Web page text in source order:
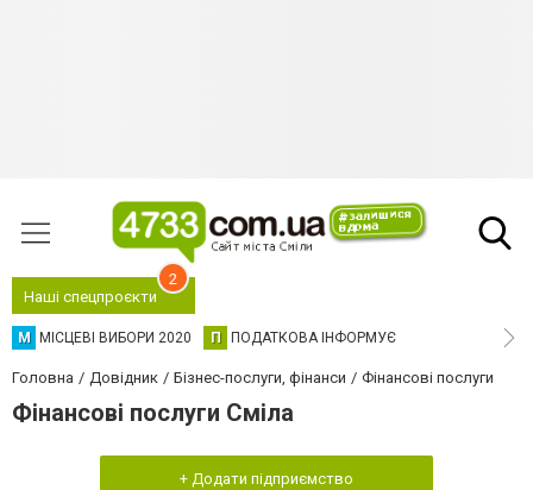
Наші спецпроєкти
2
М МІСЦЕВІ ВИБОРИ 2020 П ПОДАТКОВА ІНФОРМУЄ
Головна Довідник Бізнес-послуги, фінанси Фінансові послуги
Фінансові послуги Сміла
+ Додати підприємство